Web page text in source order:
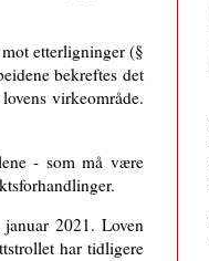
etterligninger (§
bekreftes det
virkeområde.
- som må være
2021. Loven
har tidligere